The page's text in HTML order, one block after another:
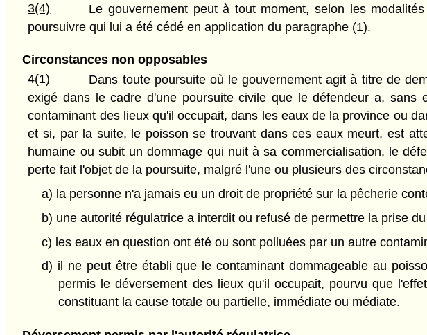
3(4)
Le gouvernement peut à tout moment, selon les
poursuivre qui lui a été cédé en application du paragraphe (1).
Circonstances non opposables
4(1)
Dans toute poursuite où le gouvernement agit à titre de
exigé dans le cadre d'une poursuite civile que le défendeur a,
contaminant des lieux qu'il occupait, dans les eaux de la province ou
et si, par la suite, le poisson se trouvant dans ces eaux meurt, est
humaine ou subit un dommage qui nuit à sa commercialisation, le
perte fait l'objet de la poursuite, malgré l'une ou plusieurs des
a) la personne n'a jamais eu un droit de propriété sur la pêcherie
b) une autorité régulatrice a interdit ou refusé de permettre la prise
c) les eaux en question ont été ou sont polluées par un autre
d) il ne peut être établi que le contaminant dommageable au
permis le déversement des lieux qu'il occupait, pourvu que
constituant la cause totale ou partielle, immédiate ou médiate.